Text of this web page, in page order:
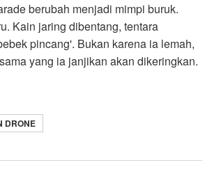
berubah menjadi mimpi buruk.
Kain jaring dibentang, tentara
pincang'. Bukan karena ia lemah,
yang ia janjikan akan dikeringkan.
DRONE